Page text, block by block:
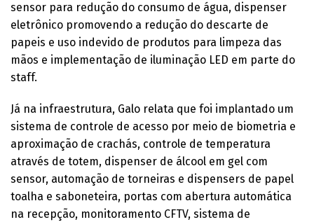
sensor para redução do consumo de água, dispenser
eletrônico promovendo a redução do descarte de
papeis e uso indevido de produtos para limpeza das
mãos e implementação de iluminação LED em parte do
staff.
Já na infraestrutura, Galo relata que foi implantado um
sistema de controle de acesso por meio de biometria e
aproximação de crachás, controle de temperatura
através de totem, dispenser de álcool em gel com
sensor, automação de torneiras e dispensers de papel
toalha e saboneteira, portas com abertura automática
na recepção, monitoramento CFTV, sistema de